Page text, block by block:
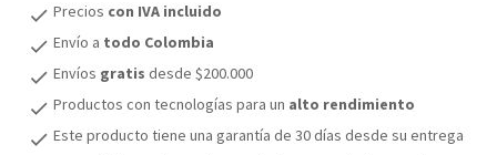
36
38
check Precios con IVA incluido
check Envío a todo Colombia
check Envíos gratis desde $200.000
check Productos con tecnologías para un alto rendimiento
check Este producto tiene una garantía de 30 días desde su entrega